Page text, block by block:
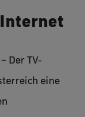
Der TV-
eine